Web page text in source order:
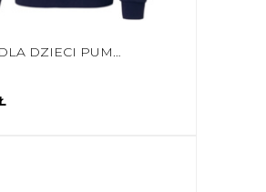
BLUZA DLA DZIECI PUMA TEAMGOAL 23 CASUALS HOODY JR GRANATOWA 656711 06